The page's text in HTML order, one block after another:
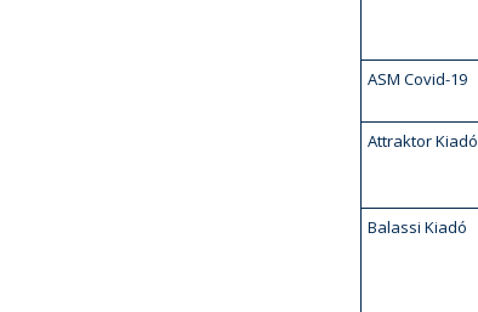
ASM Covid-19
Attraktor Kiadó
Balassi Kiadó